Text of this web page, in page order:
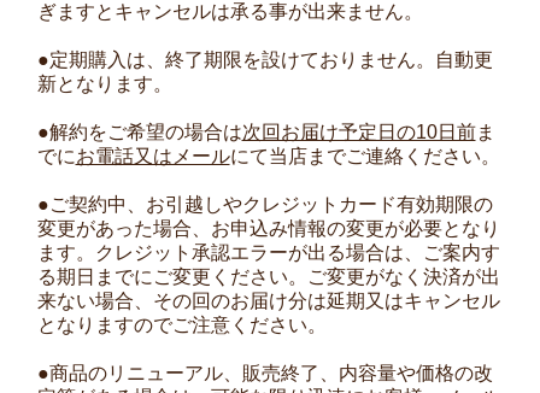
ぎますとキャンセルは承る事が出来ません。
●定期購入は、終了期限を設けておりません。自動更
新となります。
●解約をご希望の場合は次回お届け予定日の10日前ま
でにお電話又はメールにて当店までご連絡ください。
●ご契約中、お引越しやクレジットカード有効期限の
変更があった場合、お申込み情報の変更が必要となり
ます。クレジット承認エラーが出る場合は、ご案内す
る期日までにご変更ください。ご変更がなく決済が出
来ない場合、その回のお届け分は延期又はキャンセル
となりますのでご注意ください。
●商品のリニューアル、販売終了、内容量や価格の改